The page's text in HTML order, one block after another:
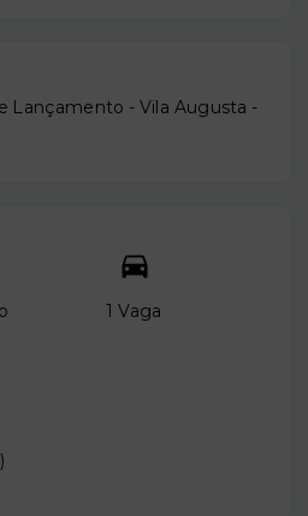
Lançamento - Vila Augusta -
1 Vaga
)